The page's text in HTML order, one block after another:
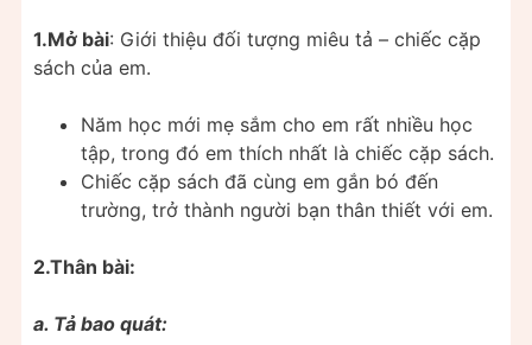
1.Mở bài: Giới thiệu đối tượng miêu tả – chiếc cặp
sách của em.
Năm học mới mẹ sắm cho em rất nhiều học
tập, trong đó em thích nhất là chiếc cặp sách.
Chiếc cặp sách đã cùng em gắn bó đến
trường, trở thành người bạn thân thiết với em.
2.Thân bài:
a. Tả bao quát: